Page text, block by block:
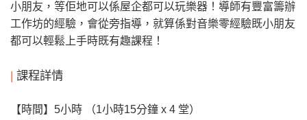
小朋友，等佢地可以係屋企都可以玩樂器！導師有豐富籌辦
工作坊的經驗，會從旁指導，就算係對音樂零經驗既小朋友
都可以輕鬆上手時既有趣課程！
| 課程詳情
【時間】5小時 （1小時15分鐘 x 4 堂）